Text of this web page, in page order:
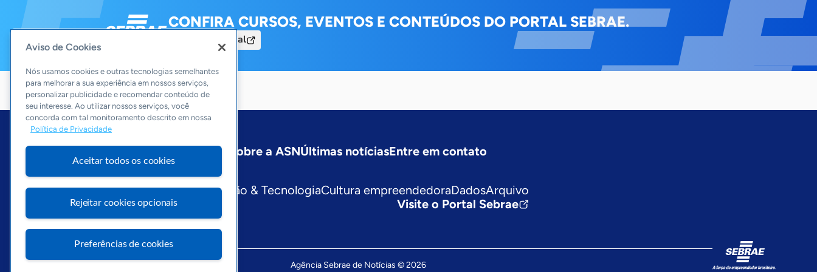
CONFIRA CURSOS, EVENTOS E CONTEÚDOS DO PORTAL SEBRAE.
Acesse o Portal
Rio Grande do Sul Sobre a ASNÚltimas notíciasEntre em contato
Editorias
Economia & PolíticaInovação & TecnologiaCultura empreendedoraDadosArquivo
Visite o Portal Sebrae
Agência Sebrae de Notícias © 2026
Aviso de Cookies
Nós usamos cookies e outras tecnologias semelhantes
para melhorar a sua experiência em nossos serviços,
personalizar publicidade e recomendar conteúdo de
seu interesse. Ao utilizar nossos serviços, você
concorda com tal monitoramento descrito em nossa
Política de Privacidade
Aceitar todos os cookies
Rejeitar cookies opcionais
Preferências de cookies